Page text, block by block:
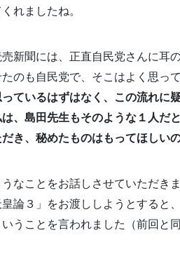
れましたね。
売新聞には、正直自民党さんに
のも自民党で、そこはよく思っ
ているはずはなく、この流れに
、島田先生もそのような１人だ
き、秘めたものはもってほしい
なことをお話しさせていただき
皇論３」をお渡ししようとすると
うことを言われました（前回と